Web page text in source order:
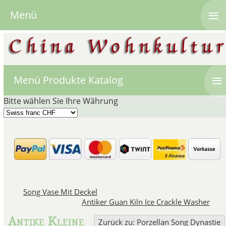
Tenmoku Tea Bowls,
Menü Produkte Katalog ≡
Bitte wählen Sie Ihre Währung
Song Vase Mit Deckel
Antiker Guan Kiln Ice Crackle Washer
Zurück zu: Porzellan Song Dynastie
Antike Kleine
Menü ≡